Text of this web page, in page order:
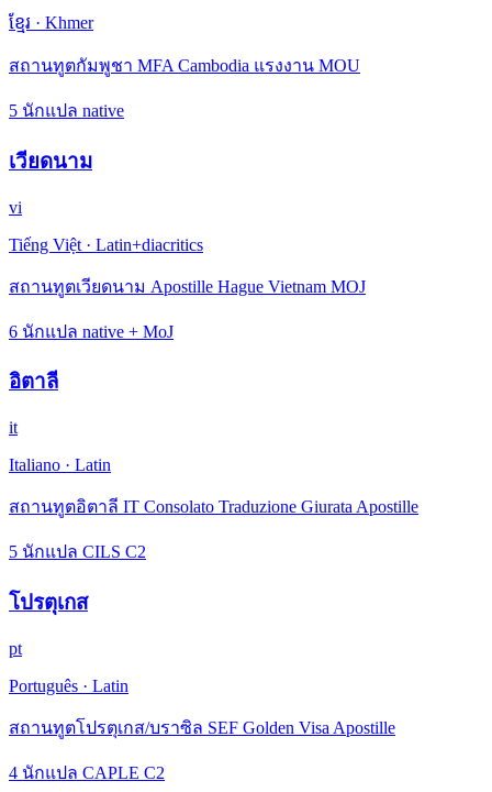
ខ្មែរ · Khmer
สถานทูตกัมพูชา MFA Cambodia แรงงาน MOU
5 นักแปล native
เวียดนาม
vi
Tiếng Việt · Latin+diacritics
สถานทูตเวียดนาม Apostille Hague Vietnam MOJ
6 นักแปล native + MoJ
อิตาลี
it
Italiano · Latin
สถานทูตอิตาลี IT Consolato Traduzione Giurata Apostille
5 นักแปล CILS C2
โปรตุเกส
pt
Português · Latin
สถานทูตโปรตุเกส/บราซิล SEF Golden Visa Apostille
4 นักแปล CAPLE C2